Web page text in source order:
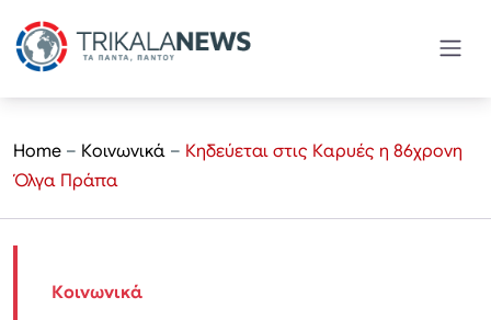
Home – Κοινωνικά – Κηδεύεται στις Καρυές η 86χρονη
Όλγα Πράπα
Κοινωνικά